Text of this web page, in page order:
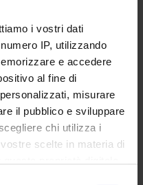
i vostri dati
IP, utilizzando
e accedere
al fine di
misurare
il pubblico e sviluppare
chi utilizza i
scelte in materia di